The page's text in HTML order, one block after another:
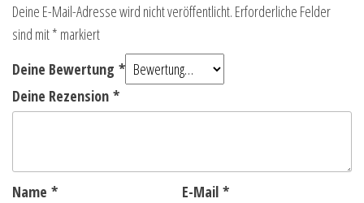
Deine E-Mail-Adresse wird nicht veröffentlicht. Erforderliche Felder
sind mit* markiert
Deine Bewertung *
Deine Rezension *
Name * E-Mail *